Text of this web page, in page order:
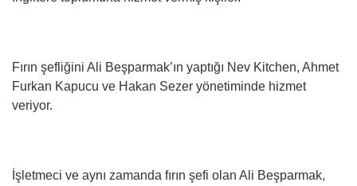
Fırın şefliğini Ali Beşparmak’ın yaptığı Nev Kitchen, Ahmet
Furkan Kapucu ve Hakan Sezer yönetiminde hizmet
veriyor.
İşletmeci ve aynı zamanda fırın şefi olan Ali Beşparmak,